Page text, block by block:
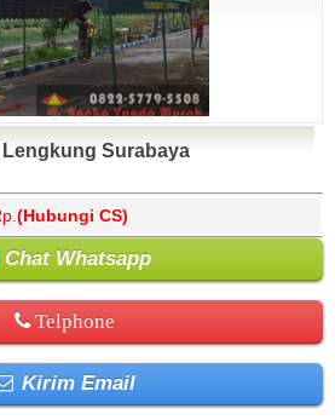
Lengkung Surabaya
(Hubungi CS)
Chat Whatsapp
Telphone
Kirim Email